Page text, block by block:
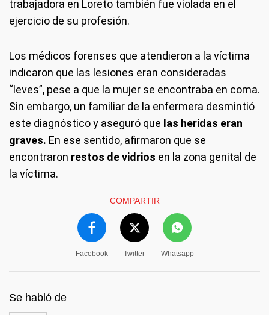
trabajadora en Loreto también fue violada en el
ejercicio de su profesión.
Los médicos forenses que atendieron a la víctima
indicaron que las lesiones eran consideradas
“leves”, pese a que la mujer se encontraba en coma.
Sin embargo, un familiar de la enfermera desmintió
este diagnóstico y aseguró que las heridas eran
graves. En ese sentido, afirmaron que se
encontraron restos de vidrios en la zona genital de
la víctima.
COMPARTIR
Facebook Twitter Whatsapp
Se habló de